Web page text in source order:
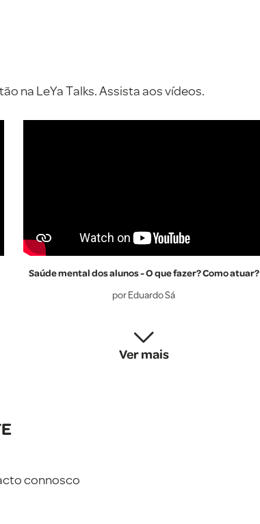
na LeYa Talks. Assista aos vídeos.
Saúde mental dos alunos - O que fazer? Como atuar?
por Eduardo Sá
Ver mais
connosco